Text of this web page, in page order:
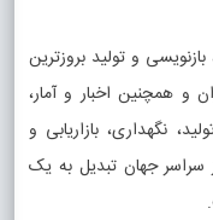
و تولید بروزترین
و همچنین اخبار و آمار،
نگهداری، بازاریابی و
سراسر جهان تبدیل به یک